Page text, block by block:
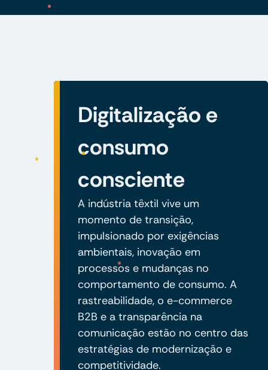
Digitalização e
consumo
consciente
A indústria têxtil vive um
momento de transição,
impulsionado por exigências
ambientais, inovação em
processos e mudanças no
comportamento de consumo. A
rastreabilidade, o e-commerce
B2B e a transparência na
comunicação estão no centro das
estratégias de modernização e
competitividade.